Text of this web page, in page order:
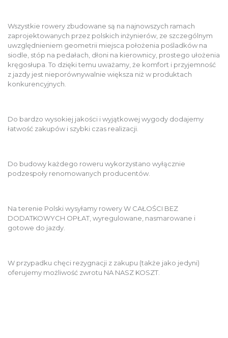
Wszystkie rowery zbudowane są na najnowszych ramach
zaprojektowanych przez polskich inżynierów, ze szczególnym
uwzględnieniem geometrii miejsca położenia pośladków na
siodle, stóp na pedałach, dłoni na kierownicy, prostego ułożenia
kręgosłupa. To dzięki temu uważamy, że komfort i przyjemność
z jazdy jest nieporównywalnie większa niż w produktach
konkurencyjnych.
Do bardzo wysokiej jakości i wyjątkowej wygody dodajemy
łatwość zakupów i szybki czas realizacji.
Do budowy każdego roweru wykorzystano wyłącznie
podzespoły renomowanych producentów.
Na terenie Polski wysyłamy rowery W CAŁOŚCI BEZ
DODATKOWYCH OPŁAT, wyregulowane, nasmarowane i
gotowe do jazdy.
W przypadku chęci rezygnacji z zakupu (także jako jedyni)
oferujemy możliwość zwrotu NA NASZ KOSZT.